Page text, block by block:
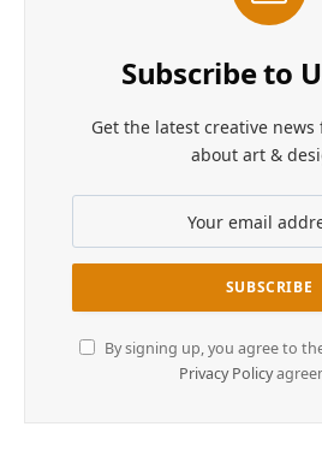
Subscribe to
Get the latest creative
about art &
By signing up, you agree to
Privacy Policy